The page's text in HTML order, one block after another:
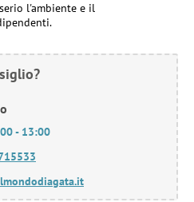
l'ambiente e il
- 13:00